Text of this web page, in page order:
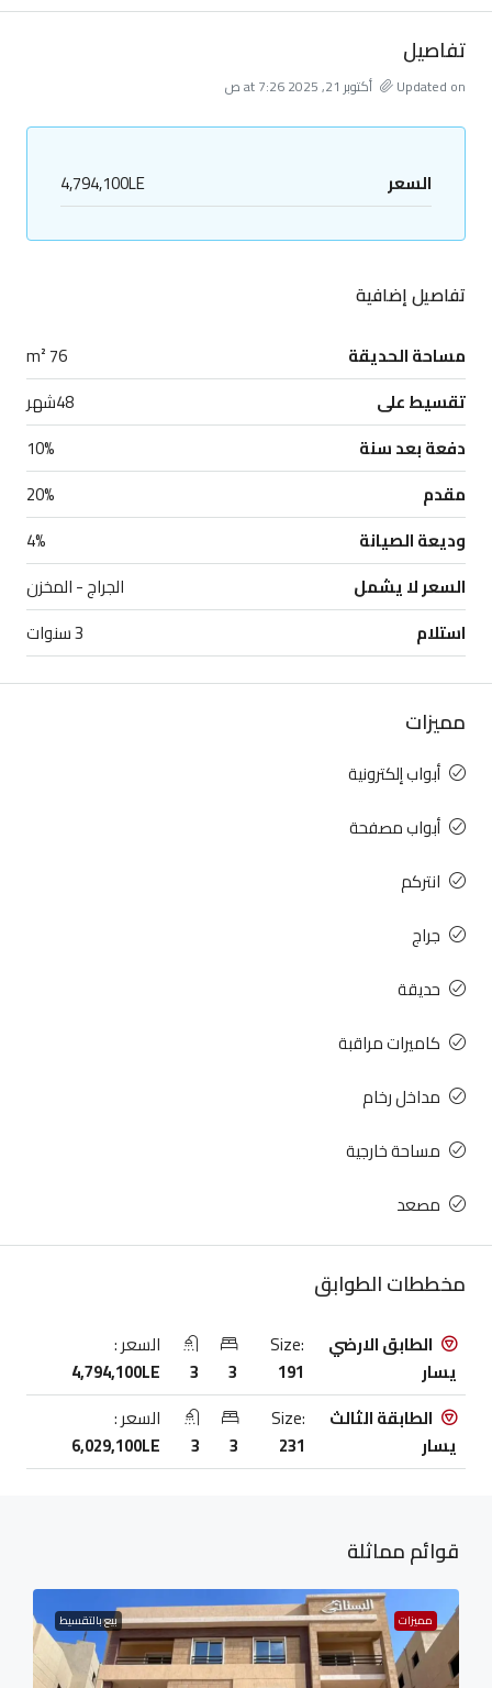
تفاصيل
Updated on أكتوبر 21, 2025 at 7:26 ص
السعر 4,794,100LE
تفاصيل إضافية
مساحة الحديقة
76 m²
تقسيط على
48شهر
دفعة بعد سنة
10%
مقدم
20%
وديعة الصيانة
4%
السعر لا يشمل
الجراج - المخزن
استلام
3 سنوات
مميزات
أبواب إلكترونية
أبواب مصفحة
انتركم
جراج
حديقة
كاميرات مراقبة
مداخل رخام
مساحة خارجية
مصعد
مخططات الطوابق
الطابق الارضي
يسار
Size:
191
3
3
السعر :
4,794,100LE
الطابقة الثالث
يسار
Size:
231
3
3
السعر :
6,029,100LE
قوائم مماثلة
مميزات بيع بالتقسيط